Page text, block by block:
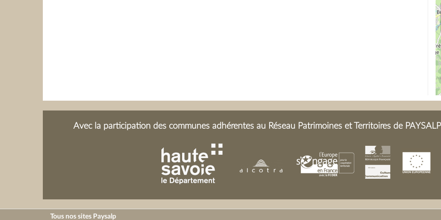
GAVARD MOLLIARD
CHARDON, Marguerite
GIRARD), Victoire
Avec la participation des communes adhérentes au Réseau Patrimoines et Territoires de
Tous nos sites Paysalp